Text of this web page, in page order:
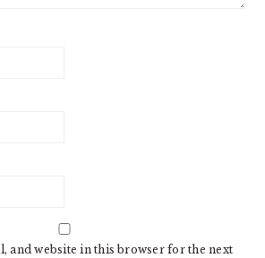
and website in this browser for the next